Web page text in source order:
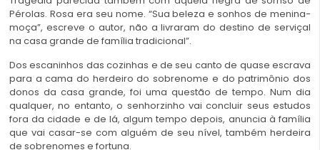
Pérolas. Rosa era seu nome. “Sua beleza e sonhos de menina-
moça”, escreve o autor, não a livraram do destino de serviçal
na casa grande de família tradicional”.
Dos escaninhos das cozinhas e de seu canto de quase escrava
para a cama do herdeiro do sobrenome e do patrimônio dos
donos da casa grande, foi uma questão de tempo. Num dia
qualquer, no entanto, o senhorzinho vai concluir seus estudos
fora da cidade e de lá, algum tempo depois, anuncia à família
que vai casar-se com alguém de seu nível, também herdeira
de sobrenomes e fortuna.